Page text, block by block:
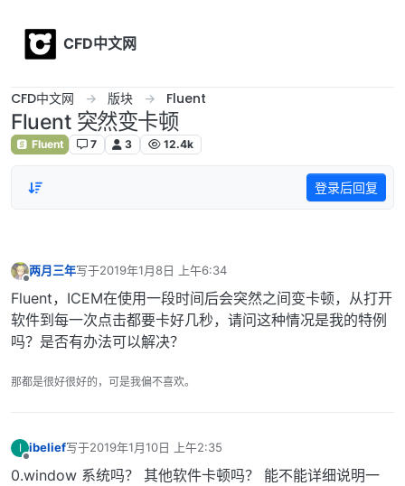
CFD中文网
CFD中文网 版块 Fluent
Fluent 突然变卡顿
Fluent 7 3 12.4k
登录后回复
两月三年写于2019年1月8日 上午6:34
最后由 编辑
Fluent，ICEM在使用一段时间后会突然之间变卡顿，从打开
软件到每一次点击都要卡好几秒，请问这种情况是我的特例
吗？是否有办法可以解决？
那都是很好很好的，可是我偏不喜欢。
I ibelief写于2019年1月10日 上午2:35
最后由 编辑
0.window 系统吗？ 其他软件卡顿吗？ 能不能详细说明一